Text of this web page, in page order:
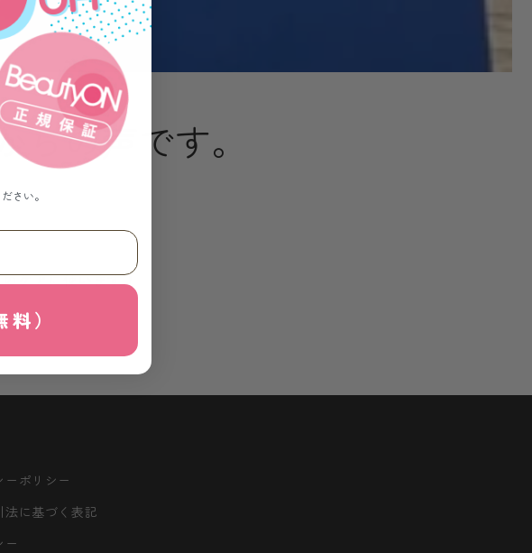
らの声です。
ケアに使います！
ーポリシー
法に基づく表記
ー
さい。
）